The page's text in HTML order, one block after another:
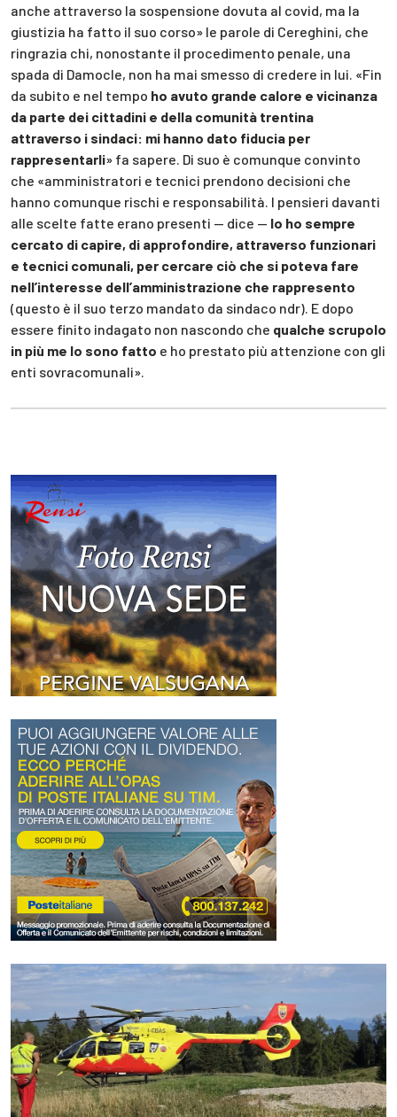
anche attraverso la sospensione dovuta al covid, ma la
giustizia ha fatto il suo corso» le parole di Cereghini, che
ringrazia chi, nonostante il procedimento penale, una
spada di Damocle, non ha mai smesso di credere in lui. «Fin
da subito e nel tempo ho avuto grande calore e vicinanza
da parte dei cittadini e della comunità trentina
attraverso i sindaci: mi hanno dato fiducia per
rappresentarli» fa sapere. Di suo è comunque convinto
che «amministratori e tecnici prendono decisioni che
hanno comunque rischi e responsabilità. I pensieri davanti
alle scelte fatte erano presenti — dice — Io ho sempre
cercato di capire, di approfondire, attraverso funzionari
e tecnici comunali, per cercare ciò che si poteva fare
nell’interesse dell’amministrazione che rappresento
(questo è il suo terzo mandato da sindaco ndr). E dopo
essere finito indagato non nascondo che qualche scrupolo
in più me lo sono fatto e ho prestato più attenzione con gli
enti sovracomunali».